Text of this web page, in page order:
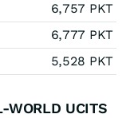
6,757 PKT
6,777 PKT
5,528 PKT
WORLD UCITS